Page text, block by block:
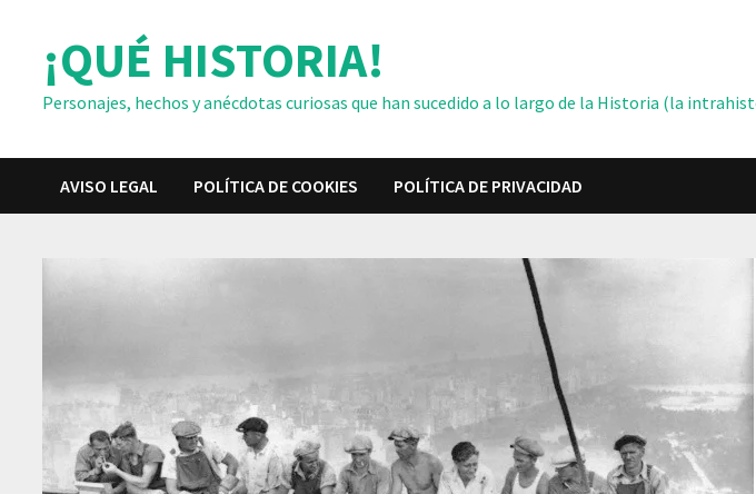
contenido¡QUÉ HISTORIA!
Personajes, hechos y anécdotas curiosas que han sucedido a lo largo de la Historia (la
AVISO LEGAL POLÍTICA DE COOKIES POLÍTICA DE PRIVACIDAD